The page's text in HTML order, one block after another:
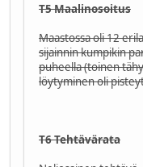
T5 Maalinosoitus
Maastossa oli 12
sijainnin kumpikin
puheella (toinen
löytyminen oli
T6 Tehtävärata